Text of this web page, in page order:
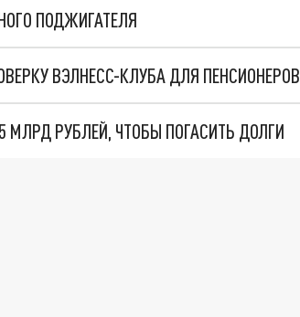
ПОДЖИГАТЕЛЯ
ВЭЛНЕСС-КЛУБА ДЛЯ ПЕНСИОНЕРОВ
РУБЛЕЙ, ЧТОБЫ ПОГАСИТЬ ДОЛГИ